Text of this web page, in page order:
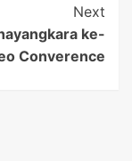
Next
ke-
Converence